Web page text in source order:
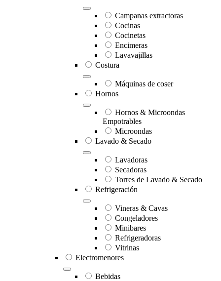
Campanas extractoras
Cocinas
Cocinetas
Encimeras
Lavavajillas
Costura
Máquinas de coser
Hornos
Hornos & Microondas
Empotrables
Microondas
Lavado & Secado
Lavadoras
Secadoras
Torres de Lavado & Secado
Refrigeración
Vineras & Cavas
Congeladores
Minibares
Refrigeradoras
Vitrinas
Electromenores
Bebidas